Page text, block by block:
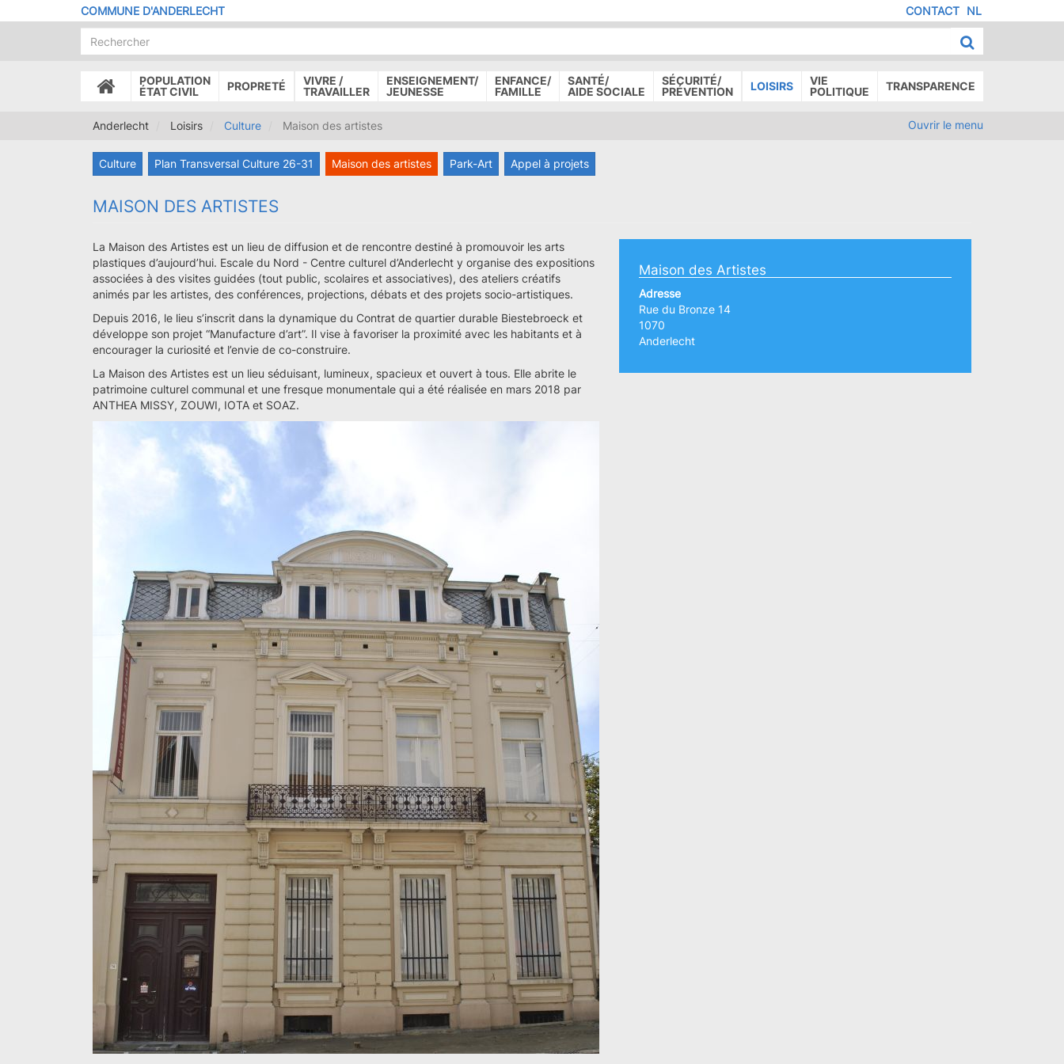
au
COMMUNE D'ANDERLECHT NL
MENU
DE
PAGE
CONTACT
ACCUEIL
POPULATION
ÉTAT CIVIL
PROPRETÉ
VIVRE /
TRAVAILLER
ENSEIGNEMENT/
JEUNESSE
ENFANCE/
FAMILLE
SANTÉ/
AIDE SOCIALE
SÉCURITÉ/
PRÉVENTION
LOISIRS
VIE
POLITIQUE
TRANSPARENCE
Anderlecht Loisirs Culture Maison des artistes Ouvrir le menu
Culture Plan Transversal Culture 26-31 Maison des artistes Park-Art Appel à projets
MAISON DES ARTISTES
Maison des Artistes
Adresse
Rue du Bronze 14
1070
Anderlecht
La Maison des Artistes est un lieu de diffusion et de rencontre destiné à promouvoir les arts
plastiques d’aujourd’hui. Escale du Nord - Centre culturel d’Anderlecht y organise des expositions
associées à des visites guidées (tout public, scolaires et associatives), des ateliers créatifs
animés par les artistes, des conférences, projections, débats et des projets socio-artistiques.
Depuis 2016, le lieu s’inscrit dans la dynamique du Contrat de quartier durable Biestebroeck et
développe son projet “Manufacture d’art”. Il vise à favoriser la proximité avec les habitants et à
encourager la curiosité et l’envie de co-construire.
La Maison des Artistes est un lieu séduisant, lumineux, spacieux et ouvert à tous. Elle abrite le
patrimoine culturel communal et une fresque monumentale qui a été réalisée en mars 2018 par
ANTHEA MISSY, ZOUWI, IOTA et SOAZ.